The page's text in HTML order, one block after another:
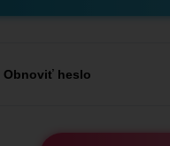
Obnoviť heslo